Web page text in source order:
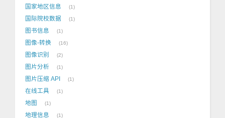
国家地区信息 1
国际院校数据 1
图书信息 1
图像-转换 16
图像识别 2
图片分析 1
图片压缩 API 1
在线工具 1
地图 1
地理信息 1